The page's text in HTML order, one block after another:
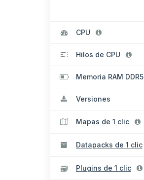
CPU
Hilos de CPU
Memoria RAM DDR5
Versiones
Mapas de 1 clic
Datapacks de 1 clic
Plugins de 1 clic